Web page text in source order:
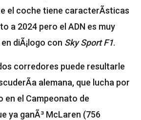
el coche tiene caracterÃ­sticas
a 2024 pero el ADN es muy
diÃ¡logo con Sky Sport F1.
corredores puede resultarle
alemana, que lucha por
en el Campeonato de
ya ganÃ³ McLaren (756